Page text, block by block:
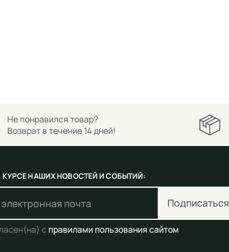
Не понравился товар?
Возврат в течение 14 дней!
КУРСЕ НАШИХ НОВОСТЕЙ И СОБЫТИЙ:
Подписаться
с правилами пользования сайтом